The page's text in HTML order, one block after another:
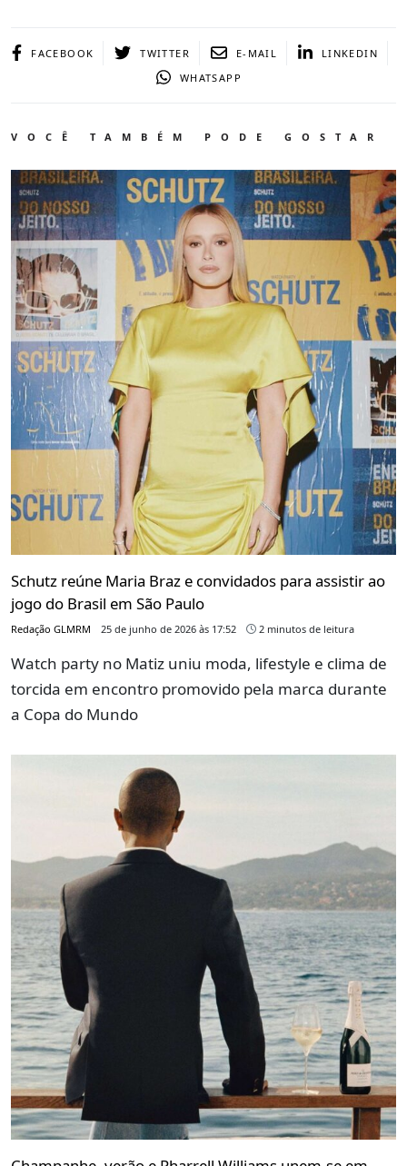
FACEBOOK TWITTER E-MAIL
LINKEDIN
WHATSAPP
VOCÊ TAMBÉM PODE GOSTAR
Schutz reúne Maria Braz e convidados para assistir ao
jogo do Brasil em São Paulo
Redação GLMRM 25 de junho de 2026 às 17:52 2 minutos de leitura
Watch party no Matiz uniu moda, lifestyle e clima de
torcida em encontro promovido pela marca durante
a Copa do Mundo